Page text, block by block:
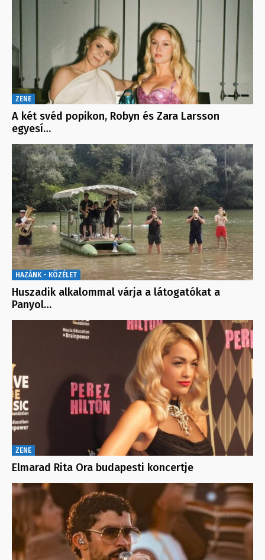
ZENE
A két svéd popikon, Robyn és Zara Larsson
egyesí…
HAZÁNK - KÖZÉLET
Huszadik alkalommal várja a látogatókat a
Panyol…
ZENE
Elmarad Rita Ora budapesti koncertje